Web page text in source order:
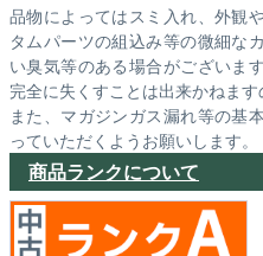
品物によってはスミ入れ、外観
タムパーツの組込み等の微細な
い臭気等のある場合がございま
完全に失くすことは出来かねます
また、マガジンガス漏れ等の基
っていただくようお願いします。
商品ランクについて